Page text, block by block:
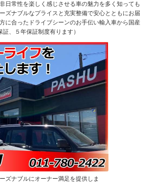
日常性を楽しく感じさせる車の魅力を多く知っても
ズナブルなプライスと充実整備で安心とともにお届
に合ったドライブシーンのお手伝い輸入車から国産
、５年保証制度有ります）
ズナブルにオーナー満足を提供しま